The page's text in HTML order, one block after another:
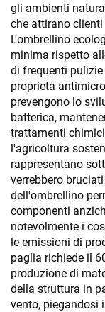
gli ambienti
che attirano
L'ombrellino
minima rispetto
di frequenti
proprietà
prevengono lo
batterica,
trattamenti
l'agricoltura
rappresentano
verrebbero
dell'ombrellino
componenti
notevolmente i
le emissioni di
paglia richiede il
produzione di
della struttura in
vento, piegandosi